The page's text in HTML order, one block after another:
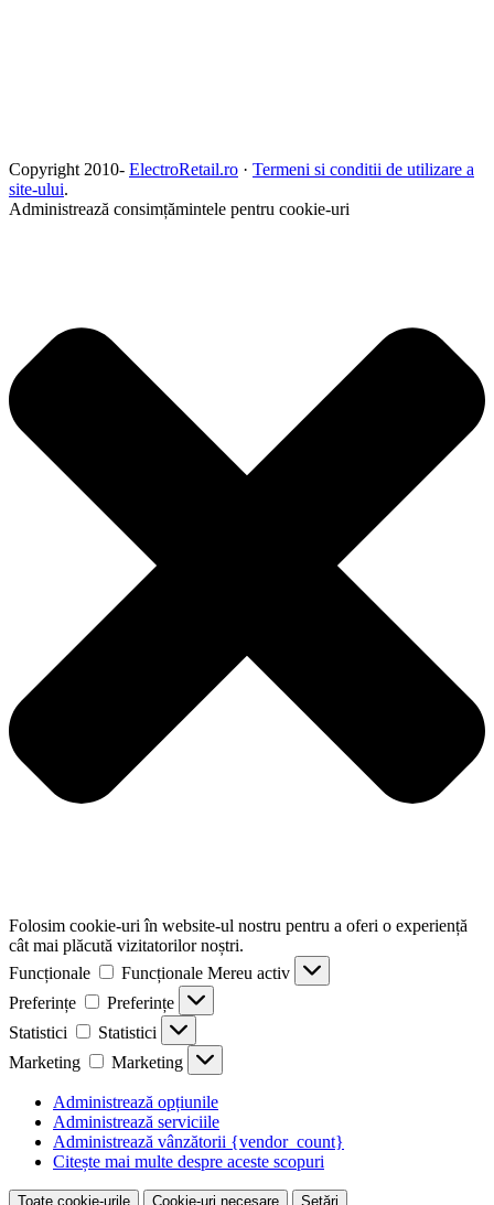
Copyright 2010- ElectroRetail.ro · Termeni si conditii de utilizare a
site-ului.
Administrează consimțămintele pentru cookie-uri
Folosim cookie-uri în website-ul nostru pentru a oferi o experiență
cât mai plăcută vizitatorilor noștri.
Funcționale
Funcționale Mereu activ
Preferințe
Preferințe
Statistici
Statistici
Marketing
Marketing
Administrează opțiunile
Administrează serviciile
Administrează vânzătorii {vendor_count}
Citește mai multe despre aceste scopuri
Toate cookie-urile Cookie-uri necesare Setări